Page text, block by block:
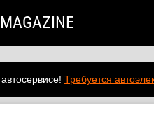
Требуется